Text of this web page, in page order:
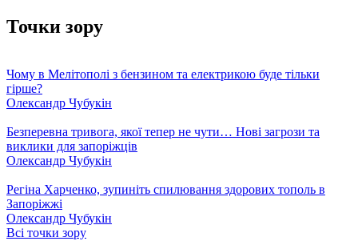
Точки зору
Чому в Мелітополі з бензином та електрикою буде тільки
гірше?
Олександр Чубукін
Безперевна тривога, якої тепер не чути… Нові загрози та
виклики для запоріжців
Олександр Чубукін
Регіна Харченко, зупиніть спилювання здорових тополь в
Запоріжжі
Олександр Чубукін
Всі точки зору